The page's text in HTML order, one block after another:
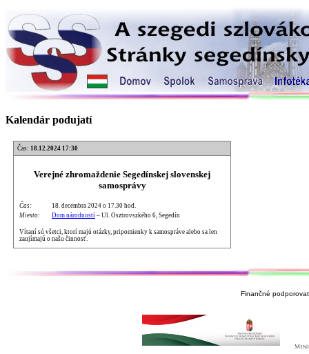
Kalendár podujatí
Čas: 18.12.2024 17:30
Verejné zhromaždenie Segedínskej slovenskej
samosprávy
Čas:
18. decembra 2024 o 17.30 hod.
Miesto:
Dom národností – Ul. Osztrovszkého 6, Segedín
Vítaní sú všetci, ktorí majú otázky, pripomienky k samospráve alebo sa len
zaujímajú o našu činnosť.
Finančné